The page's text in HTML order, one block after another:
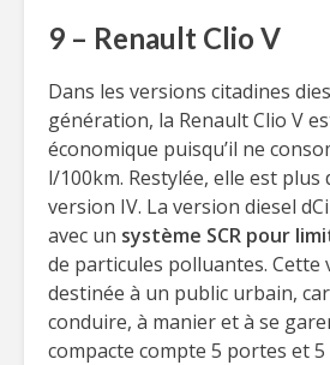
9 – Renault Clio V
Dans les versions citadines
génération, la Renault Clio V
économique puisqu’il ne
l/100km. Restylée, elle est plus
version IV. La version diesel
avec un système SCR pour
de particules polluantes. Cette
destinée à un public urbain,
conduire, à manier et à se
compacte compte 5 portes et